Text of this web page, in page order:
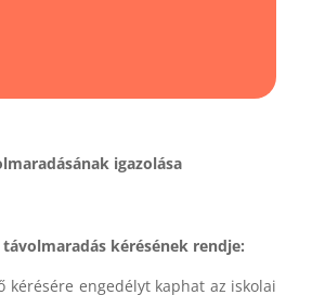
igazolása
távolmaradás kérésének rendje:
kérésére engedélyt kaphat az iskolai